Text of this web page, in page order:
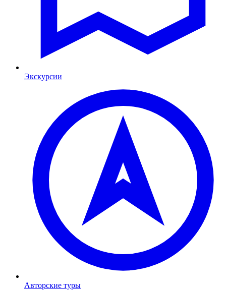
Экскурсии
Авторские туры